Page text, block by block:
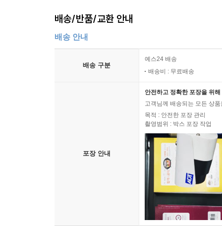
- 퇴직연금 도입 배경 및 개요
- 퇴직금제도 종류
- 퇴직소득세 과세이연
SECTION 04 4대보험료 납부 및 정산
- 4대보험 가입대상 사업장 및 가입신고
- 4대보험료 고지 및 정산 [근로자]
- 중도퇴사자 4대보험 처리
- 4대보험과 관련 기타 실무 유의사항
- 두루누리 사회보험 지원제도
SECTION 05 개인기업 사업주 4대보험 가입
· 사업자등록을 하기 전의 매입세액
사업자등록을 신청하기 전의 매입세액은 공제받
한 경우 그 과세기간내 매입세액은 공제받을 수 있
연장근로수당이란 근로자가 근로기준법에 의한
시간 이후부터 22:00 이전까지의 근무를 말합니다.
예를 들어 시간 당 임금이 10,000원인 근로자가
른 연장근로가산수당 50%(20,000원)를 추가로 지
배송/반품/교환 안내
배송 안내
배송 구분
예스24 배송
배송비 : 무료배송
포장 안내
안전하고 정확한 포장을 위
고객님께 배송되는 모든 상
목적 : 안전한 포장 관리
촬영범위 : 박스 포장 작업